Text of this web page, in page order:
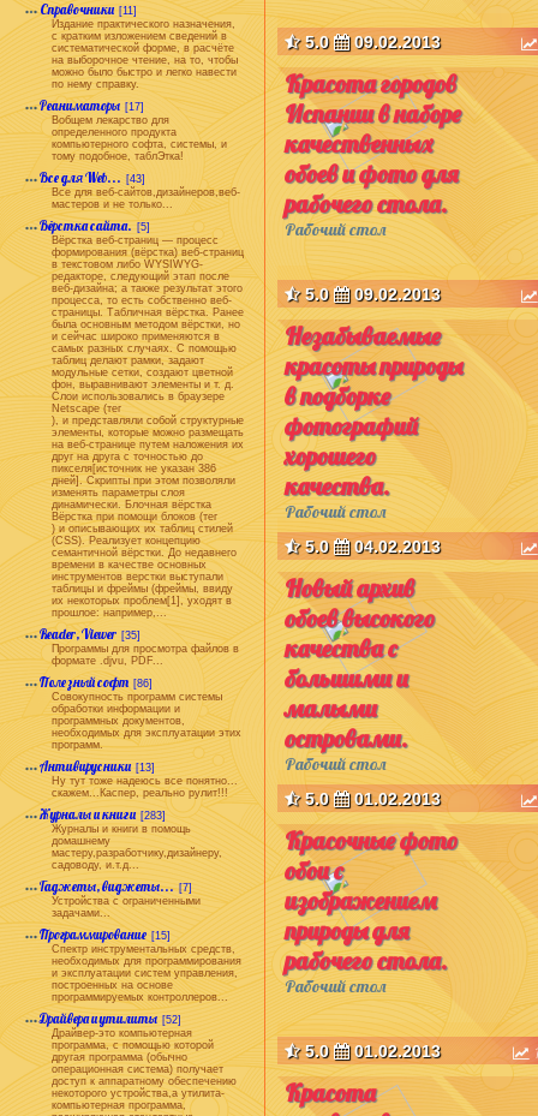
Справочники [11]
Издание практического назначения,
с кратким изложением сведений в
систематической форме, в расчёте
на выборочное чтение, на то, чтобы
можно было быстро и легко навести
по нему справку.
Реаниматоры [17]
Вобщем лекарство для
определенного продукта
компьютерного софта, системы, и
тому подобное, таблЭтка!
Все для Web... [43]
Все для веб-сайтов,дизайнеров,веб-
мастеров и не только...
Вёрстка сайта. [5]
Вёрстка веб-страниц — процесс
формирования (вёрстка) веб-страниц
в текстовом либо WYSIWYG-
редакторе, следующий этап после
веб-дизайна; а также результат этого
процесса, то есть собственно веб-
страницы. Табличная вёрстка. Ранее
была основным методом вёрстки, но
и сейчас широко применяются в
самых разных случаях. С помощью
таблиц делают рамки, задают
модульные сетки, создают цветной
фон, выравнивают элементы и т. д.
Слои использовались в браузере
Netscape (тег
), и представляли собой структурные
элементы, которые можно размещать
на веб-странице путем наложения их
друг на друга с точностью до
пикселя[источник не указан 386
дней]. Скрипты при этом позволяли
изменять параметры слоя
динамически. Блочная вёрстка
Вёрстка при помощи блоков (тег
) и описывающих их таблиц стилей
(CSS). Реализует концепцию
семантичной вёрстки. До недавнего
времени в качестве основных
инструментов верстки выступали
таблицы и фреймы (фреймы, ввиду
их некоторых проблем[1], уходят в
прошлое: например,...
Reader, Viewer [35]
Программы для просмотра файлов в
формате .djvu, PDF...
Полезный софт [86]
Совокупность программ системы
обработки информации и
программных документов,
необходимых для эксплуатации этих
программ.
Антивирусники [13]
Ну тут тоже надеюсь все понятно...
скажем...Каспер, реально рулит!!!
Журналы и книги [283]
Журналы и книги в помощь
домашнему
мастеру,разработчику,дизайнеру,
садоводу, и.т.д...
Гаджеты, виджеты... [7]
Устройства с ограниченными
задачами...
Программирование [15]
Спектр инструментальных средств,
необходимых для программирования
и эксплуатации систем управления,
построенных на основе
программируемых контроллеров...
Драйвера и утилиты [52]
Драйвер-это компьютерная
программа, с помощью которой
другая программа (обычно
операционная система) получает
доступ к аппаратному обеспечению
некоторого устройства,а утилита-
компьютерная программа,
5.0 09.02.2013
Красота городов
Испании в наборе
качественных
обоев и фото для
рабочего стола.
Рабочий стол
5.0 09.02.2013
Незабываемые
красоты природы
в подборке
фотографий
хорошего
качества.
Рабочий стол
5.0 04.02.2013
Новый архив
обоев высокого
качества с
большими и
малыми
островами.
Рабочий стол
5.0 01.02.2013
Красочные фото
обои с
изображением
природы для
рабочего стола.
Рабочий стол
5.0 01.02.2013
Красота